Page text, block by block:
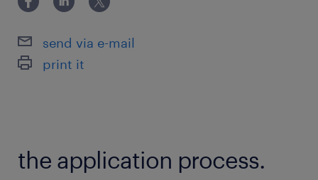
幅広くものづくりを手がけています。
最寄駅
奥羽本線／楯山駅（車5分）
基本土日祝休みで、たまに土・祝の出勤あり。
send via e-mail
print it
the application process.